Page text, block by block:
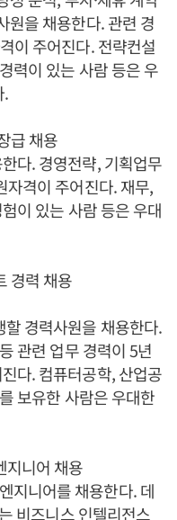
원을 채용한다. 관련 경
이 주어진다. 전략컨설
력이 있는 사람 등은 우
.
급 채용
다. 경영전략, 기획업무
자격이 주어진다. 재무,
이 있는 사람 등은 우대
경력 채용
경력사원을 채용한다.
관련 업무 경력이 5년
다. 컴퓨터공학, 산업공
보유한 사람은 우대한
니어 채용
지니어를 채용한다. 데
비즈니스 인텔리전스